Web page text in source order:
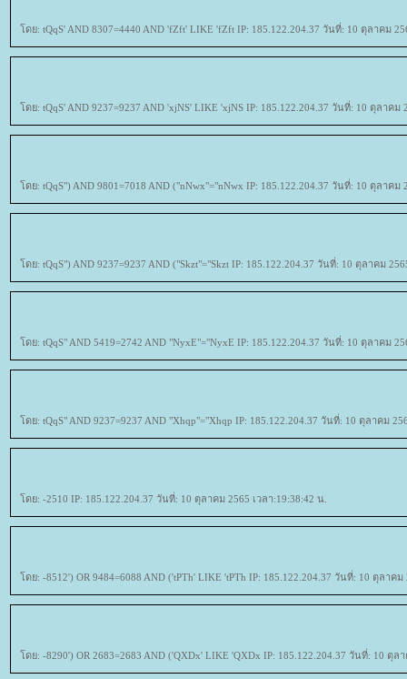
ดย: tQqS' AND 8307=4440 AND 'fZft' LIKE 'fZft IP: 185.122.204.37 วันที่: 10 ตุลาคม
ดย: tQqS' AND 9237=9237 AND 'xjNS' LIKE 'xjNS IP: 185.122.204.37 วันที่: 10 ตุลาคม
ดย: tQqS") AND 9801=7018 AND ("nNwx"="nNwx IP: 185.122.204.37 วันที่: 10 ตุลาคม
ดย: tQqS") AND 9237=9237 AND ("Skzt"="Skzt IP: 185.122.204.37 วันที่: 10 ตุลาคม
ดย: tQqS" AND 5419=2742 AND "NyxE"="NyxE IP: 185.122.204.37 วันที่: 10 ตุลาคม
ดย: tQqS" AND 9237=9237 AND "Xhqp"="Xhqp IP: 185.122.204.37 วันที่: 10 ตุลาคม
ดย: -2510 IP: 185.122.204.37 วันที่: 10 ตุลาคม 2565 เวลา:19:38:42 น.
ดย: -8512') OR 9484=6088 AND ('tPTh' LIKE 'tPTh IP: 185.122.204.37 วันที่: 10 ตุลาคม
ดย: -8290') OR 2683=2683 AND ('QXDx' LIKE 'QXDx IP: 185.122.204.37 วันที่: 10 ตุล